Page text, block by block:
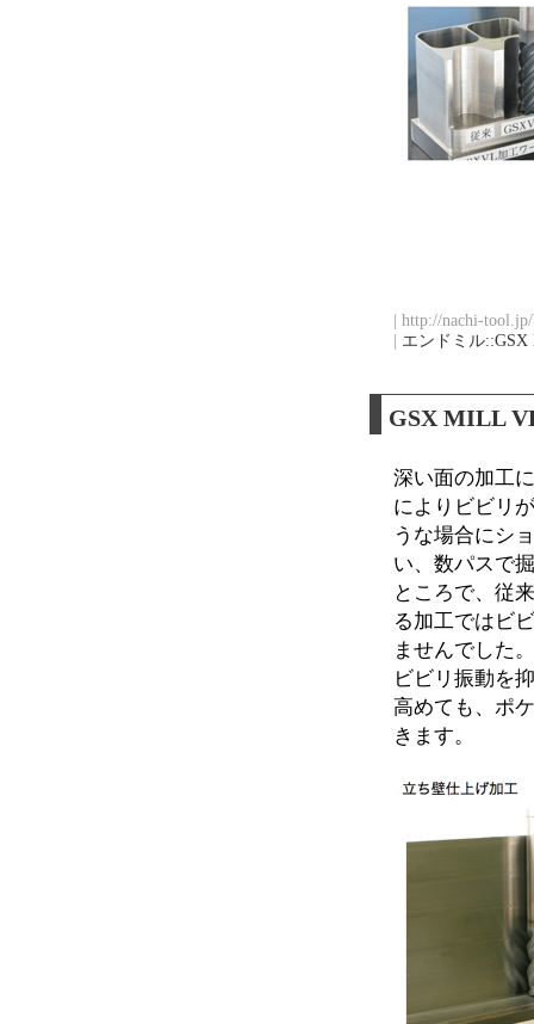
| http://nachi-
エンドミル
GSX MILL
深い面の加工
によりビビリ
うな場合にシ
い、数パスで
ところで、従
る加工ではビ
ませんでした。
ビビリ振動を
高めても、ポ
きます。